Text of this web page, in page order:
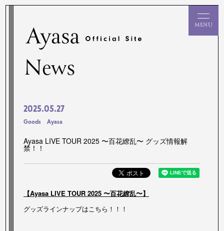
News
2025 05 27
Goods Ayasa
Ayasa LIVE TOUR 2025 〜百花繚乱〜 グッズ情報解
禁！！
【Ayasa LIVE TOUR 2025 〜百花繚乱〜】
グッズラインナップはこちら！！！